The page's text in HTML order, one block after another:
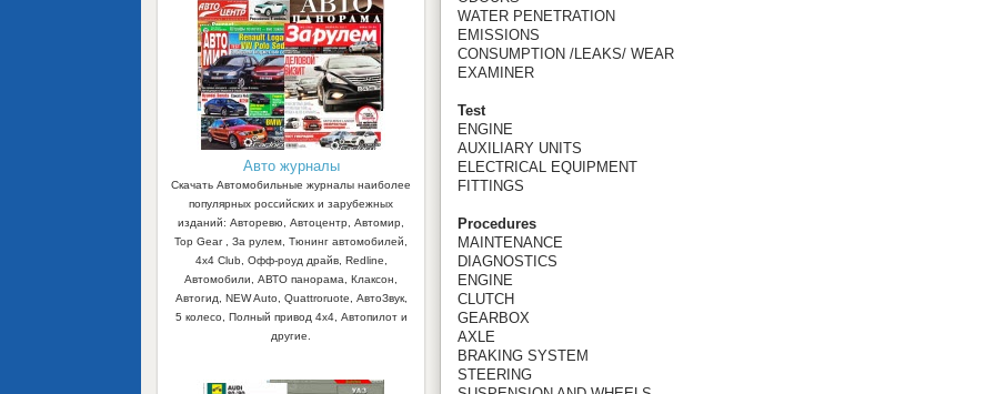
WATER PENETRATION
EMISSIONS
CONSUMPTION /LEAKS/ WEAR
EXAMINER
Test
ENGINE
AUXILIARY UNITS
ELECTRICAL EQUIPMENT
FITTINGS
Procedures
MAINTENANCE
DIAGNOSTICS
ENGINE
CLUTCH
GEARBOX
AXLE
BRAKING SYSTEM
STEERING
Авто журналы
Скачать Автомобильные журналы наиболее
популярных российских и зарубежных
изданий: Авторевю, Автоцентр, Автомир,
Top Gear , За рулем, Тюнинг автомобилей,
4x4 Club, Офф-роуд драйв, Redline,
Автомобили, АВТО панорама, Клаксон,
Автогид, NEW Auto, Quattroruote, АвтоЗвук,
5 колесо, Полный привод 4х4, Автопилот и
другие.